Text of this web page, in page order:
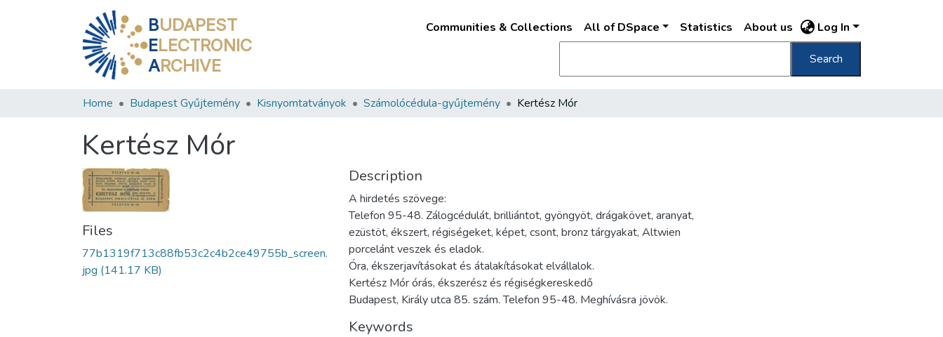
BUDAPEST
ELECTRONIC
ARCHIVE
Communities & Collections All of DSpace Statistics About us Log In
Search
Home Budapest Gyűjtemény Kisnyomtatványok Számolócédula-gyűjtemény Kertész Mór
Kertész Mór
Files
77b1319f713c88fb53c2c4b2ce49755b_screen.
jpg (141.17 KB)
Description
A hirdetés szövege:
Telefon 95-48. Zálogcédulát, brilliántot, gyöngyöt, drágakövet, aranyat,
ezüstöt, ékszert, régiségeket, képet, csont, bronz tárgyakat, Altwien
porcelánt veszek és eladok.
Óra, ékszerjavításokat és átalakításokat elvállalok.
Kertész Mór órás, ékszerész és régiségkereskedő
Budapest, Király utca 85. szám. Telefon 95-48. Meghívásra jövök.
Keywords